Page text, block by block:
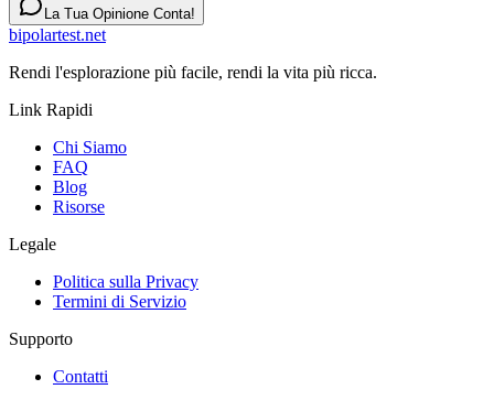
La Tua Opinione Conta!
bipolartest.net
Rendi l'esplorazione più facile, rendi la vita più ricca.
Link Rapidi
Chi Siamo
FAQ
Blog
Risorse
Legale
Politica sulla Privacy
Termini di Servizio
Supporto
Contatti